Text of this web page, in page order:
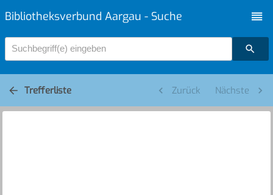
Bibliotheksverbund Aargau - Suche
Suchbegriff(e) eingeben
Trefferliste Zurück Nächste